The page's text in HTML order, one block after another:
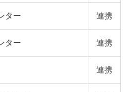
ター 連携
ター 連携
連携